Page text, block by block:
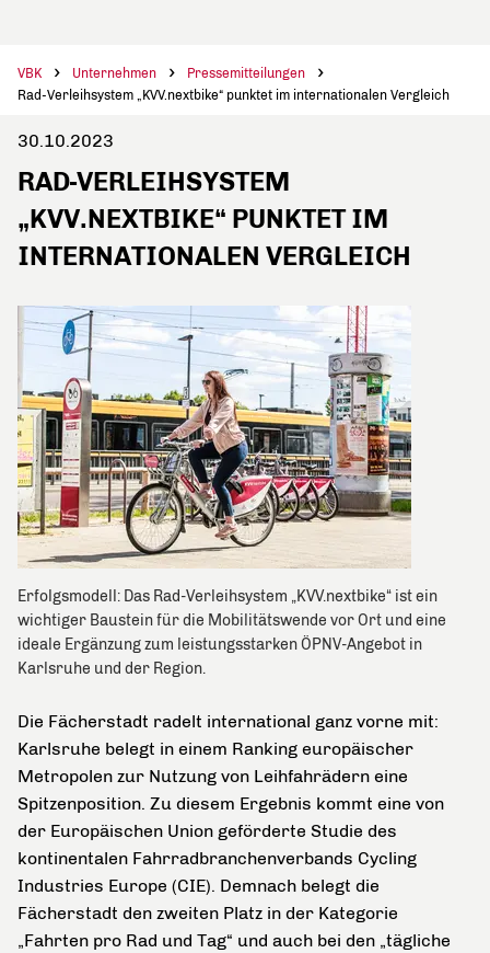
VBK Unternehmen
Pressemitteilungen
Rad-Verleihsystem „KVV.nextbike“ punktet im internationalen Vergleich
30.10.2023
RAD-VERLEIHSYSTEM
„KVV.NEXTBIKE“ PUNKTET IM
INTERNATIONALEN VERGLEICH
Erfolgsmodell: Das Rad-Verleihsystem „KVV.nextbike“ ist ein
wichtiger Baustein für die Mobilitätswende vor Ort und eine
ideale Ergänzung zum leistungsstarken ÖPNV-Angebot in
Karlsruhe und der Region.
Die Fächerstadt radelt international ganz vorne mit:
Karlsruhe belegt in einem Ranking europäischer
Metropolen zur Nutzung von Leihfahrädern eine
Spitzenposition. Zu diesem Ergebnis kommt eine von
der Europäischen Union geförderte Studie des
kontinentalen Fahrradbranchenverbands Cycling
Industries Europe (CIE). Demnach belegt die
Fächerstadt den zweiten Platz in der Kategorie
„Fahrten pro Rad und Tag“ und auch bei den „tägliche